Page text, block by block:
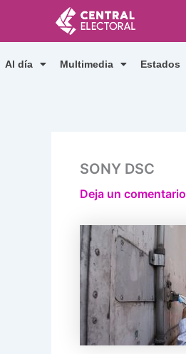
contenido
Al día Multimedia Estados
SONY DSC
Deja un comentario